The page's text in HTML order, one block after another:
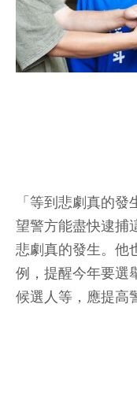
「等到悲劇真的
望警方能盡快逮捕
悲劇真的發生。他
例，提醒今年要選
候選人等，應提高